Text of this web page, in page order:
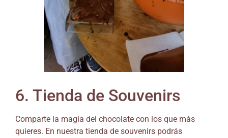
6. Tienda de Souvenirs
Comparte la magia del chocolate con los que más
quieres. En nuestra tienda de souvenirs podrás